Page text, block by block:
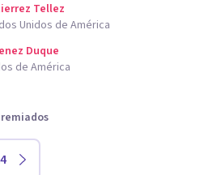
Tellez
Unidos de América
Duque
de América